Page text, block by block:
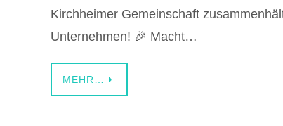
Kirchheimer Gemeinschaft
Unternehmen! 🎉 Macht…
MEHR…